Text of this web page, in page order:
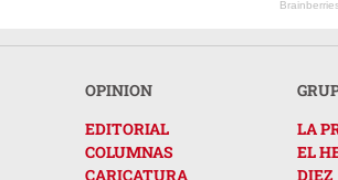
OPINION
EDITORIAL
COLUMNAS
CARICATURA
LA
EL
DIEZ